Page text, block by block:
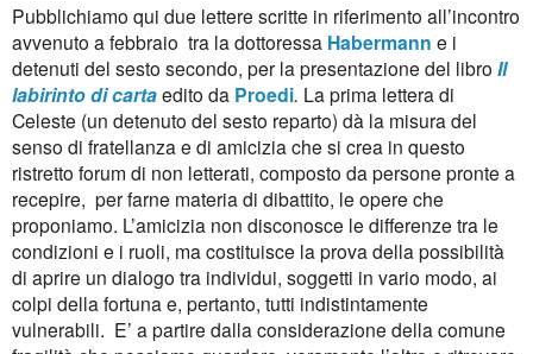
Pubblichiamo qui due lettere scritte in riferimento all’incontro
avvenuto a febbraio tra la dottoressa Habermann e i
detenuti del sesto secondo, per la presentazione del libro Il
labirinto di cartaedito da Proedi. La prima lettera di
Celeste (un detenuto del sesto reparto) dà la misura del
senso di fratellanza e di amicizia che si crea in questo
ristretto forum di non letterati, composto da persone pronte a
recepire, per farne materia di dibattito, le opere che
proponiamo. L’amicizia non disconosce le differenze tra le
condizioni e i ruoli, ma costituisce la prova della possibilità
di aprire un dialogo tra individui, soggetti in vario modo, ai
colpi della fortuna e, pertanto, tutti indistintamente
vulnerabili. E’ a partire dalla considerazione della comune